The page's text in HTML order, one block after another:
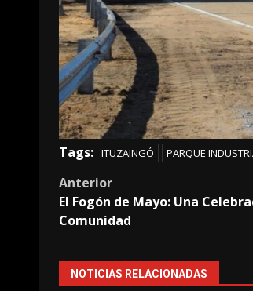
Tags: ITUZAINGÓ PARQUE
Post
navigation
Anterior
El Fogón de Mayo: Una
Comunidad
NOTICIAS RELACIONADAS